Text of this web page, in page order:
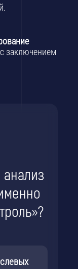
заключением